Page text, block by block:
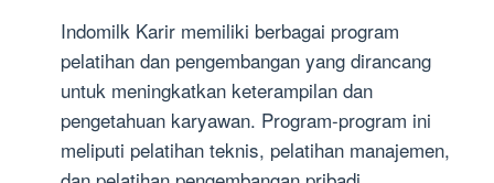
Indomilk Karir memiliki berbagai program
pelatihan dan pengembangan yang dirancang
untuk meningkatkan keterampilan dan
pengetahuan karyawan. Program-program ini
meliputi pelatihan teknis, pelatihan manajemen,